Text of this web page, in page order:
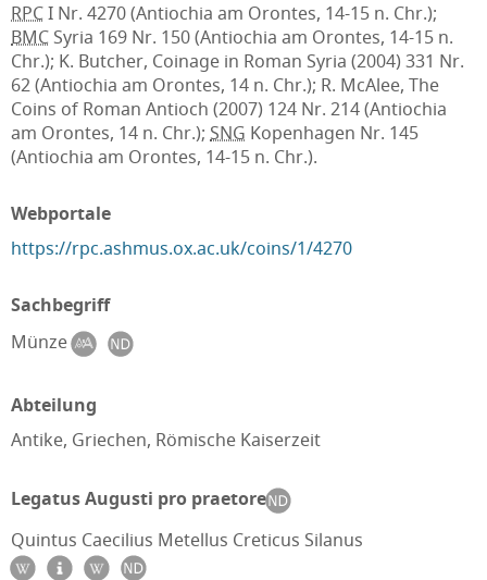
RPCI Nr. 4270 (Antiochia am Orontes, 14-15 n. Chr.);
BMC Syria 169 Nr. 150 (Antiochia am Orontes, 14-15 n.
Chr.); K. Butcher, Coinage in Roman Syria (2004) 331 Nr.
62 (Antiochia am Orontes, 14 n. Chr.); R. McAlee, The
Coins of Roman Antioch (2007) 124 Nr. 214 (Antiochia
am Orontes, 14 n. Chr.); SNG Kopenhagen Nr. 145
(Antiochia am Orontes, 14-15 n. Chr.).
Webportale
https://rpc.ashmus.ox.ac.uk/coins/1/4270
Sachbegriff
Münze
Abteilung
Antike, Griechen, Römische Kaiserzeit
Legatus Augusti pro praetore
Quintus Caecilius Metellus Creticus Silanus